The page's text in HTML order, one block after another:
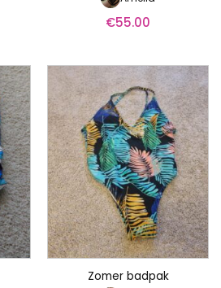
€55.00
Zomer badpak